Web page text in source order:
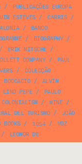
/
PUBLICAÇÕES EUROPA
ESTEVES / CARRIS /
/
BANCO
/ BIOGRAPHY/
/ ERIK NITSCHE /
COMPANY/
PAUL
/
COLECÇÃO
BOCCACIO/
ALVIN
LINO PEPE /
PAULO
COLONIALISM/ WINE /
DEL TURISMO/
JOÃO
BOOKS / 1954/
VOZ
/
LEONOR DE
AFONSO DA SILVEIRA/